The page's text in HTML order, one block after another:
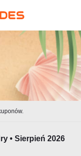
• Sierpień 2026